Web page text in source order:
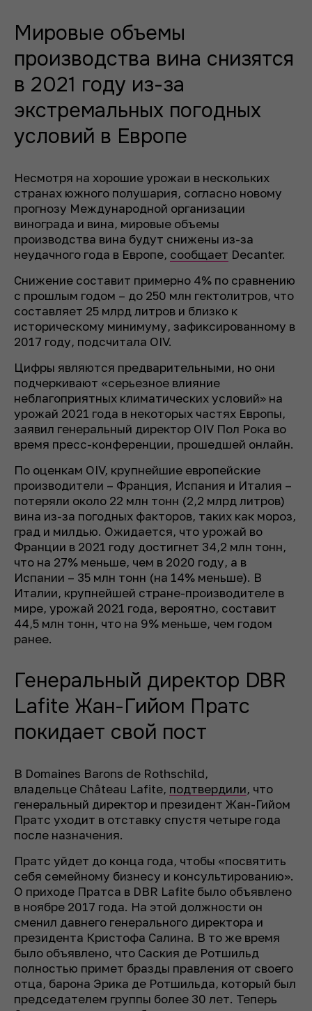
Мировые объемы
производства вина снизятся
в 2021 году из-за
экстремальных погодных
условий в Европе
Несмотря на хорошие урожаи в нескольких
странах южного полушария, согласно новому
прогнозу Международной организации
винограда и вина, мировые объемы
производства вина будут снижены из-за
неудачного года в Европе, сообщает Decanter.
Снижение составит примерно 4% по сравнению
с прошлым годом – до 250 млн гектолитров, что
составляет 25 млрд литров и близко к
историческому минимуму, зафиксированному в
2017 году, подсчитала OIV.
Цифры являются предварительными, но они
подчеркивают «серьезное влияние
неблагоприятных климатических условий» на
урожай 2021 года в некоторых частях Европы,
заявил генеральный директор OIV Пол Рока во
время пресс-конференции, прошедшей онлайн.
По оценкам OIV, крупнейшие европейские
производители – Франция, Испания и Италия –
потеряли около 22 млн тонн (2,2 млрд литров)
вина из-за погодных факторов, таких как мороз,
град и милдью. Ожидается, что урожай во
Франции в 2021 году достигнет 34,2 млн тонн,
что на 27% меньше, чем в 2020 году, а в
Испании – 35 млн тонн (на 14% меньше). В
Италии, крупнейшей стране-производителе в
мире, урожай 2021 года, вероятно, составит
44,5 млн тонн, что на 9% меньше, чем годом
ранее.
Генеральный директор DBR
Lafite Жан-Гийом Пратс
покидает свой пост
В Domaines Barons de Rothschild,
владельце Château Lafite, подтвердили, что
генеральный директор и президент Жан-Гийом
Пратс уходит в отставку спустя четыре года
после назначения.
Пратс уйдет до конца года, чтобы «посвятить
себя семейному бизнесу и консультированию».
О приходе Пратса в DBR Lafite было объявлено
в ноябре 2017 года. На этой должности он
сменил давнего генерального директора и
президента Кристофа Салина. В то же время
было объявлено, что Саския де Ротшильд
полностью примет бразды правления от своего
отца, барона Эрика де Ротшильда, который был
председателем группы более 30 лет. Теперь